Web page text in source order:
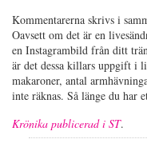
Kommentarerna skrivs i
Oavsett om det är en
en Instagrambild från ditt
är det dessa killars uppgift i
makaroner, antal
inte räknas. Så länge du har
Krönika publicerad i ST.